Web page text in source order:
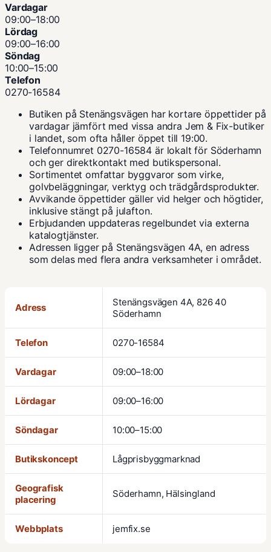
Vardagar
09:00–18:00
Lördag
09:00–16:00
Söndag
10:00–15:00
Telefon
0270-16584
Butiken på Stenängsvägen har kortare öppettider på
vardagar jämfört med vissa andra Jem & Fix-butiker
i landet, som ofta håller öppet till 19:00.
Telefonnumret 0270-16584 är lokalt för Söderhamn
och ger direktkontakt med butikspersonal.
Sortimentet omfattar byggvaror som virke,
golvbeläggningar, verktyg och trädgårdsprodukter.
Avvikande öppettider gäller vid helger och högtider,
inklusive stängt på julafton.
Erbjudanden uppdateras regelbundet via externa
katalogtjänster.
Adressen ligger på Stenängsvägen 4A, en adress
som delas med flera andra verksamheter i området.
Adress
Stenängsvägen 4A, 826 40
Söderhamn
Telefon 0270-16584
Vardagar 09:00–18:00
Lördagar 09:00–16:00
Söndagar 10:00–15:00
Butikskoncept Lågprisbyggmarknad
Geografisk
placering
Söderhamn, Hälsingland
Webbplats jemfix.se